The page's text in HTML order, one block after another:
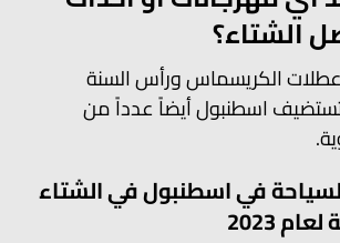
الشتاء؟
الكريسماس ورأس السنة
اسطنبول أيضاً عدداً من
في اسطنبول في الشتاء
2023